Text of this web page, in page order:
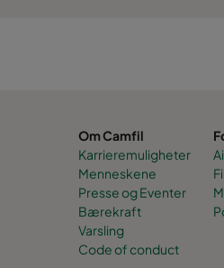
Om Camfil
Karrieremuligheter
Menneskene
Presse og Eventer
Bærekraft
Varsling
Code of conduct